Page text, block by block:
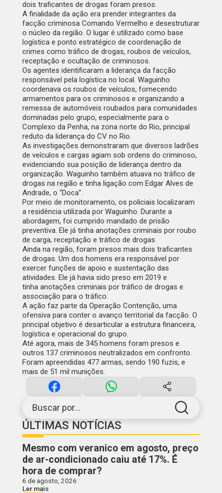
Buscar por...
ÚLTIMAS NOTÍCIAS
Mesmo com veranico em agosto, preço
de ar-condicionado caiu até 17%. É
hora de comprar?
6 de agosto, 2026
Ler mais
dois traficantes de drogas foram presos.
A finalidade da ação era prender integrantes da
facção criminosa Comando Vermelho e desestruturar
o núcleo da região. O lugar é utilizado como base
logística e ponto estratégico de coordenação de
crimes como tráfico de drogas, roubos de veículos,
receptação e ocultação de criminosos.
Os agentes identificaram a liderança da facção
responsável pela logística no local. Waguinho
coordenava os roubos de veículos, fornecendo
armamentos para os criminosos e organizando a
remessa de automóveis roubados para comunidades
dominadas pelo grupo, especialmente para o
Complexo da Penha, na zona norte do Rio, principal
reduto da liderança do CV no Rio.
As investigações demonstraram que diversos ladrões
de veículos e cargas agiam sob ordens do criminoso,
evidenciando sua posição de liderança dentro da
organização. Waguinho também atuava no tráfico de
drogas na região e tinha ligação com Edgar Alves de
Andrade, o “Doca”.
Por meio de monitoramento, os policiais localizaram
a residência utilizada por Waguinho. Durante a
abordagem, foi cumprido mandado de prisão
preventiva. Ele já tinha anotações criminais por roubo
de carga, receptação e tráfico de drogas.
Ainda na região, foram presos mais dois traficantes
de drogas. Um dos homens era responsável por
exercer funções de apoio e sustentação das
atividades. Ele já havia sido preso em 2019 e
tinha anotações criminais por tráfico de drogas e
associação para o tráfico.
A ação faz parte da Operação Contenção, uma
ofensiva para conter o avanço territorial da facção. O
principal objetivo é desarticular a estrutura financeira,
logística e operacional do grupo.
Até agora, mais de 345 homens foram presos e
outros 137 criminosos neutralizados em confronto.
Foram apreendidas 477 armas, sendo 190 fuzis, e
mais de 51 mil munições.